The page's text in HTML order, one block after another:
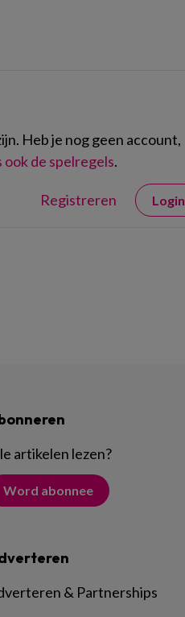
Heb je nog geen account,
ook de spelregels.
Registreren Login
artikelen lezen?
Word abonnee
& Partnerships